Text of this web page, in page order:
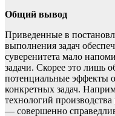
Общий вывод
Приведенные в
выполнения задач
суверенитета мало
задачи. Скорее это лишь
потенциальные эффекты
конкретных задач.
технологий
— совершенно